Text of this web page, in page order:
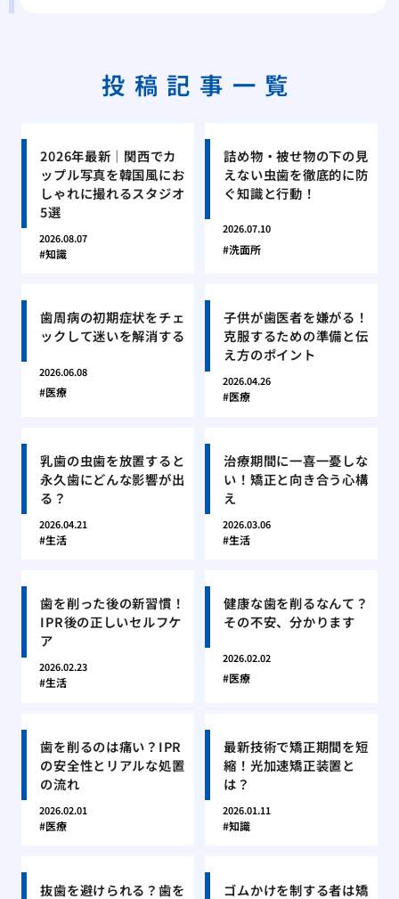
投稿記事一覧
2026年最新｜関西でカ
ップル写真を韓国風にお
しゃれに撮れるスタジオ
5選
2026.08.07
知識
詰め物・被せ物の下の見
えない虫歯を徹底的に防
ぐ知識と行動！
2026.07.10
洗面所
歯周病の初期症状をチェ
ックして迷いを解消する
2026.06.08
医療
子供が歯医者を嫌がる！
克服するための準備と伝
え方のポイント
2026.04.26
医療
乳歯の虫歯を放置すると
永久歯にどんな影響が出
る？
2026.04.21
生活
治療期間に一喜一憂しな
い！矯正と向き合う心構
え
2026.03.06
生活
歯を削った後の新習慣！
IPR後の正しいセルフケ
ア
2026.02.23
生活
健康な歯を削るなんて？
その不安、分かります
2026.02.02
医療
歯を削るのは痛い？IPR
の安全性とリアルな処置
の流れ
2026.02.01
医療
最新技術で矯正期間を短
縮！光加速矯正装置と
は？
2026.01.11
知識
抜歯を避けられる？歯を
ゴムかけを制する者は矯